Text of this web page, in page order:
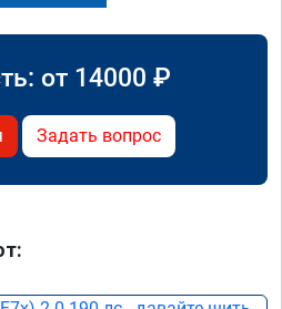
от 14000 ₽
Задать вопрос